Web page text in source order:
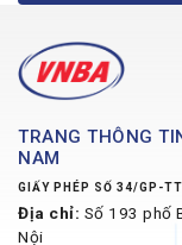
TRANG THÔNG
NAM
GIẤY PHÉP SỐ 34/GP-
Địa chỉ: Số 193 phố
Nội